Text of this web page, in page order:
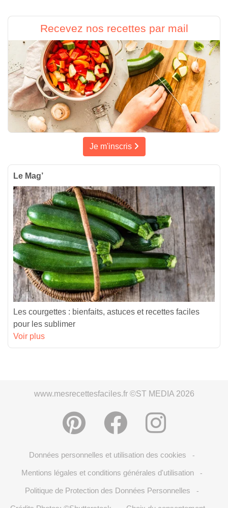
Recevez nos recettes par mail
Je m'inscris
Le Mag’
Les courgettes : bienfaits, astuces et recettes faciles
pour les sublimer
Voir plus
www.mesrecettesfaciles.fr ©ST MEDIA 2026
Données personnelles et utilisation des cookies -
Mentions légales et conditions générales d'utilisation -
Politique de Protection des Données Personnelles -